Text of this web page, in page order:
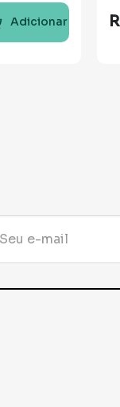
Adicionar